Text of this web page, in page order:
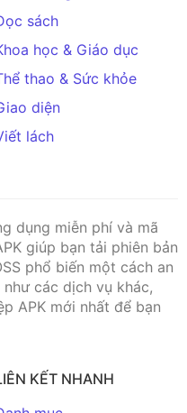
sách
học & Giáo dục
thao & Sức khỏe
diện
lách
dụng miễn phí và mã
giúp bạn tải phiên bản
phổ biến một cách an
các dịch vụ khác,
APK mới nhất để bạn
KẾT NHANH